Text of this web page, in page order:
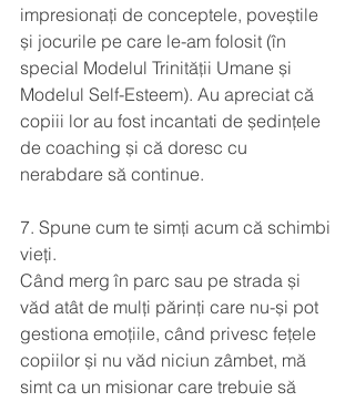
impresionați de conceptele, poveștile
și jocurile pe care le-am folosit (în
special Modelul Trinității Umane și
Modelul Self-Esteem). Au apreciat că
copiii lor au fost incantati de ședințele
de coaching și că doresc cu
nerabdare să continue.
7. Spune cum te simți acum că schimbi
vieți.
Când merg în parc sau pe strada și
văd atât de mulți părinți care nu-și pot
gestiona emoțiile, când privesc fețele
copiilor și nu văd niciun zâmbet, mă
simt ca un misionar care trebuie să